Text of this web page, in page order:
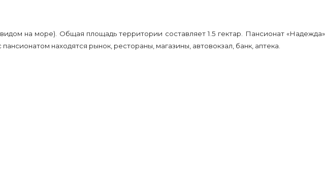
на море). Общая площадь территории составляет 1.5 гектар. Пансионат «Надежда»
находятся рынок, рестораны, магазины, автовокзал, банк, аптека.